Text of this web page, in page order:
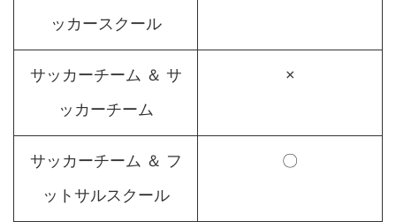
ッカースクール
サッカーチーム ＆ サ
ッカーチーム
×
サッカーチーム ＆ フ
ットサルスクール
〇